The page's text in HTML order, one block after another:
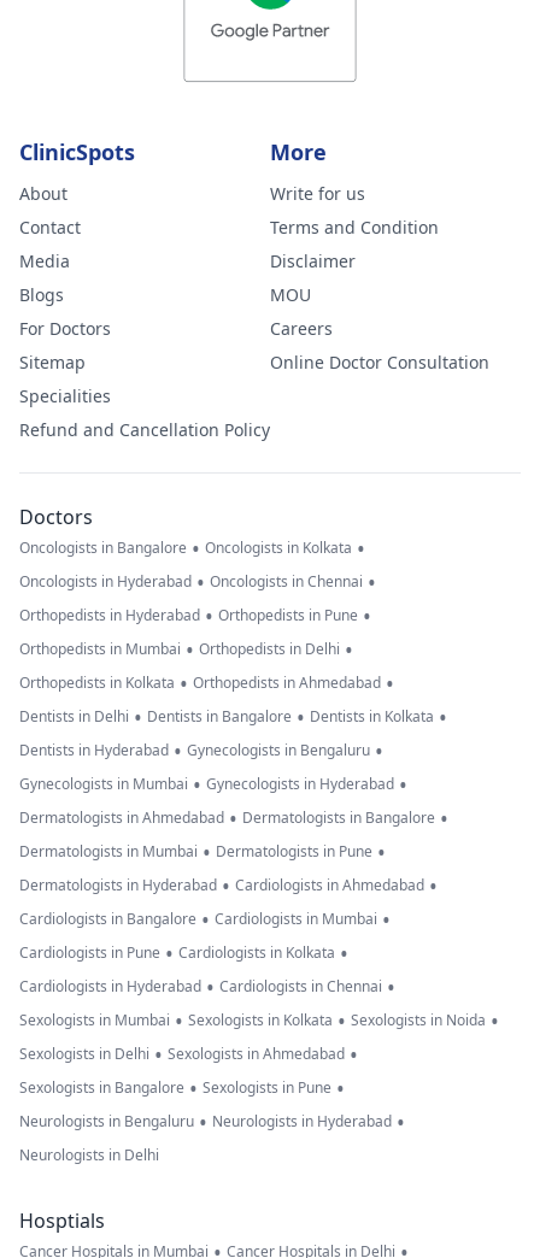
ClinicSpots
About
Contact
Media
Blogs
For Doctors
Sitemap
Specialities
Refund and Cancellation Policy
More
Write for us
Terms and Condition
Disclaimer
MOU
Careers
Online Doctor Consultation
Doctors
Oncologists in Bangalore • Oncologists in Kolkata •
Oncologists in Hyderabad • Oncologists in Chennai •
Orthopedists in Hyderabad • Orthopedists in Pune •
Orthopedists in Mumbai • Orthopedists in Delhi •
Orthopedists in Kolkata • Orthopedists in Ahmedabad •
Dentists in Delhi • Dentists in Bangalore • Dentists in Kolkata •
Dentists in Hyderabad • Gynecologists in Bengaluru •
Gynecologists in Mumbai • Gynecologists in Hyderabad •
Dermatologists in Ahmedabad • Dermatologists in Bangalore •
Dermatologists in Mumbai • Dermatologists in Pune •
Dermatologists in Hyderabad • Cardiologists in Ahmedabad •
Cardiologists in Bangalore • Cardiologists in Mumbai •
Cardiologists in Pune • Cardiologists in Kolkata •
Cardiologists in Hyderabad • Cardiologists in Chennai •
Sexologists in Mumbai • Sexologists in Kolkata • Sexologists in Noida •
Sexologists in Delhi • Sexologists in Ahmedabad •
Sexologists in Bangalore • Sexologists in Pune •
Neurologists in Bengaluru • Neurologists in Hyderabad •
Neurologists in Delhi
Hosptials
Cancer Hospitals in Mumbai • Cancer Hospitals in Delhi •